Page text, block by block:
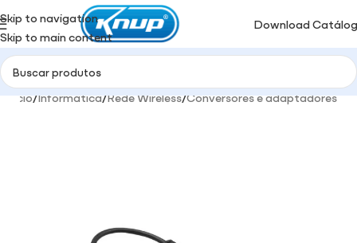
Skip to navigation
Skip to main content
Download
Início/Informática/Rede Wireless/Conversores e adaptadores